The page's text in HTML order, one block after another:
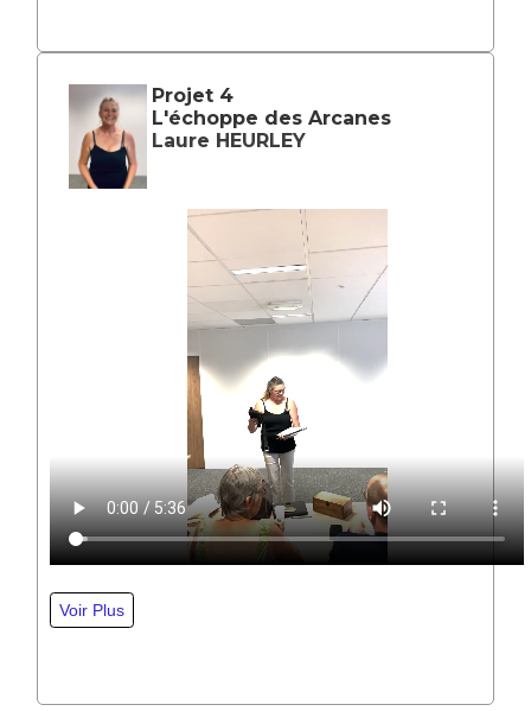
Projet 4
L'échoppe des Arcanes
Laure HEURLEY